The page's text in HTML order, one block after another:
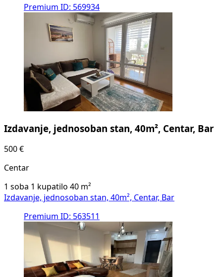
Premium ID: 569934
Izdavanje, jednosoban stan, 40m², Centar, Bar
500 €
Centar
1 soba 1 kupatilo 40 m²
Izdavanje, jednosoban stan, 40m², Centar, Bar
Premium ID: 563511